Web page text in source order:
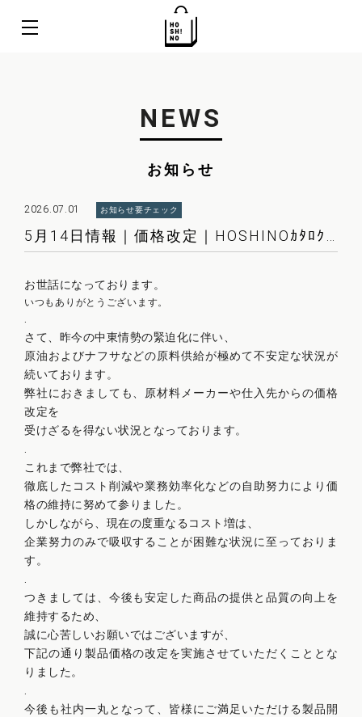
NEWS
お知らせ
2026.07.01 お知らせ要チェック
5月14日情報｜価格改定｜HOSHINOｶﾀﾛｸﾞ掲載製品
お世話になっております。
いつもありがとうございます。
さて、昨今の中東情勢の緊迫化に伴い、
原油およびナフサなどの原料供給が極めて不安定な状況が
続いております。
弊社におきましても、原材料メーカーや仕入先からの価格
改定を
受けざるを得ない状況となっております。
これまで弊社では、
徹底したコスト削減や業務効率化などの自助努力により価
格の維持に努めて参りました。
しかしながら、現在の度重なるコスト増は、
企業努力のみで吸収することが困難な状況に至っておりま
す。
つきましては、今後も安定した商品の提供と品質の向上を
維持するため、
誠に心苦しいお願いではございますが、
下記の通り製品価格の改定を実施させていただくこととな
りました。
今後も社内一丸となって、皆様にご満足いただける製品開